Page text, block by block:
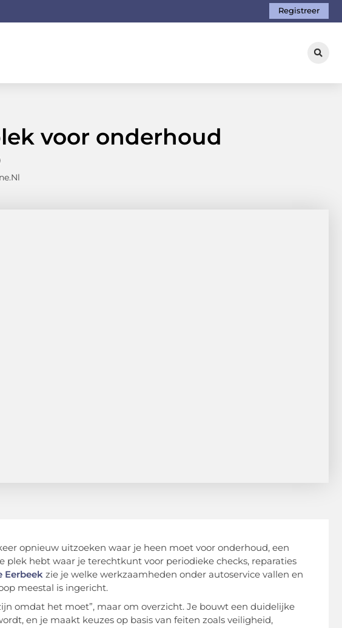
Registreer
voor onderhoud
opnieuw uitzoeken waar je heen moet voor onderhoud, een
plek hebt waar je terechtkunt voor periodieke checks, reparaties
Eerbeek zie je welke werkzaamheden onder autoservice vallen en
meestal is ingericht.
omdat het moet”, maar om overzicht. Je bouwt een duidelijke
en je maakt keuzes op basis van feiten zoals veiligheid,